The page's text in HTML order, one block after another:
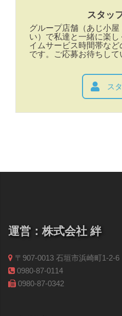
スタッ
グループ店舗（あじ小屋
い）で私達と一緒に楽し
イムサービス時間帯な
です。ご応募お待ちして
ス
運営：株式会社 絆
〒907-0013 石垣市浜崎町1-2-6
0980-87-0114
0980-87-0342